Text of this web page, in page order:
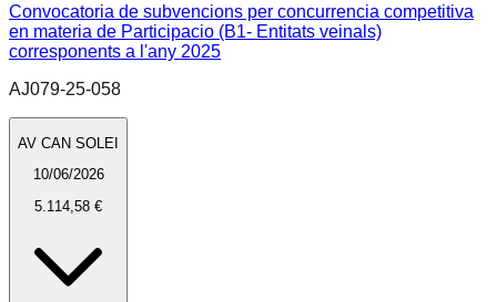
Convocatoria de subvencions per concurrencia competitiva
en materia de Participacio (B1- Entitats veinals)
corresponents a l'any 2025
AJ079-25-058
AV CAN SOLEI
10/06/2026
5.114,58 €